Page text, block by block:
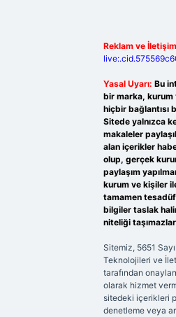
Reklam ve
Yasal Uyarı: Bu
bir marka, kurum
hiçbir bağlantısı
Sitede yalnızca
makaleler
alan içerikler
olup, gerçek
paylaşım
kurum ve kişiler
tamamen
bilgiler taslak
niteliği
Sitemiz, 5651
Teknolojileri ve
tarafından
olarak hizmet
sitedeki içerikleri
denetleme veya